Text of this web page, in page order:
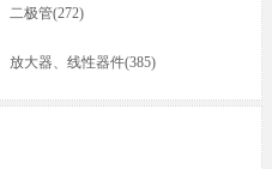
二极管(272)
放大器、线性器件(385)
驱动器(8)